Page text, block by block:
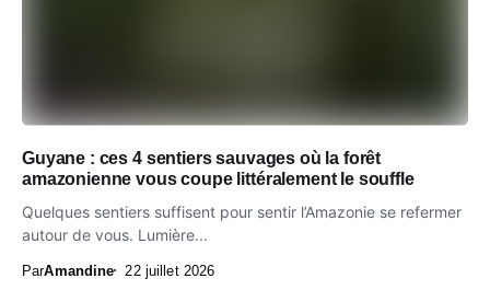
Guyane : ces 4 sentiers sauvages où la forêt
amazonienne vous coupe littéralement le souffle
Quelques sentiers suffisent pour sentir l’Amazonie se refermer
autour de vous. Lumière...
ParAmandine 22 juillet 2026